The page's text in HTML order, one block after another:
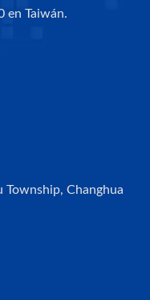
en Taiwán.
Township, Changhua